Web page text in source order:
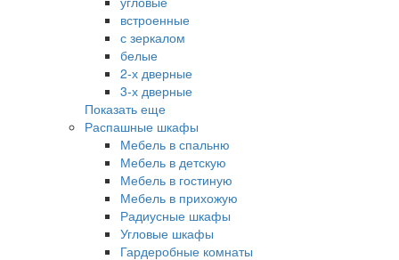
встроенные
с зеркалом
белые
2-х дверные
3-х дверные
Показать еще
Распашные шкафы
Мебель в спальню
Мебель в детскую
Мебель в гостиную
Мебель в прихожую
Радиусные шкафы
Угловые шкафы
Гардеробные комнаты